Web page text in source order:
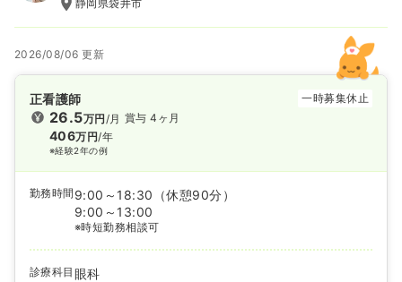
静岡県袋井市
2026/08/06 更新
正看護師 一時募集休止
26.5万円/月
406万円/年
※経験2年の例
賞与 4ヶ月
勤務時間 9:00～18:30
（休憩90分）
9:00～13:00
※時短勤務相談可
診療科目 眼科